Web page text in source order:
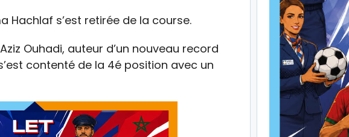
Hachlaf s’est retirée de la course.
Ouhadi, auteur d’un nouveau record
contenté de la 4é position avec un